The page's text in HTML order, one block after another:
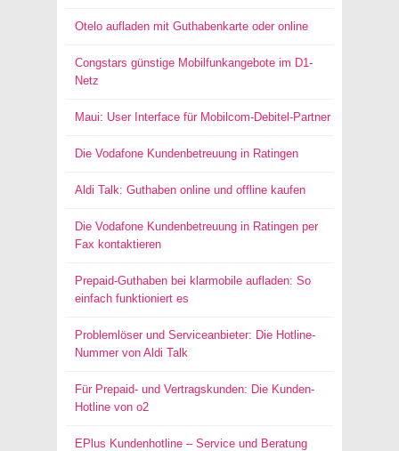
Otelo aufladen mit Guthabenkarte oder online
Congstars günstige Mobilfunkangebote im D1-
Netz
Maui: User Interface für Mobilcom-Debitel-Partner
Die Vodafone Kundenbetreuung in Ratingen
Aldi Talk: Guthaben online und offline kaufen
Die Vodafone Kundenbetreuung in Ratingen per
Fax kontaktieren
Prepaid-Guthaben bei klarmobile aufladen: So
einfach funktioniert es
Problemlöser und Serviceanbieter: Die Hotline-
Nummer von Aldi Talk
Für Prepaid- und Vertragskunden: Die Kunden-
Hotline von o2
EPlus Kundenhotline – Service und Beratung